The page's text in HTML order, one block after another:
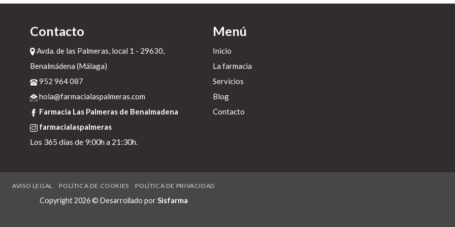
Contacto
Avda. de las Palmeras, local 1 - 29630,
Benalmádena (Málaga)
952 964 087
hola@farmacialaspalmeras.com
Farmacia Las Palmeras de Benalmadena
farmacialaspalmeras
Los 365 días de 9:00h a 21:30h.
Menú
Inicio
La farmacia
Servicios
Blog
Contacto
AVISO LEGAL POLÍTICA DE COOKIES POLÍTICA DE PRIVACIDAD
Copyright 2026 © Desarrollado por Sisfarma